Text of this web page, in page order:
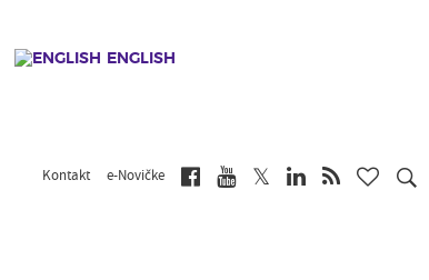
ENGLISH
Kontakt e-Novičke